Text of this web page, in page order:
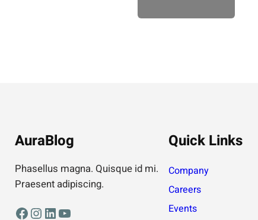
AuraBlog
Phasellus magna. Quisque id mi.
Praesent adipiscing.
Facebook Instagram LinkedIn YouTube
Quick Links
Company
Careers
Events